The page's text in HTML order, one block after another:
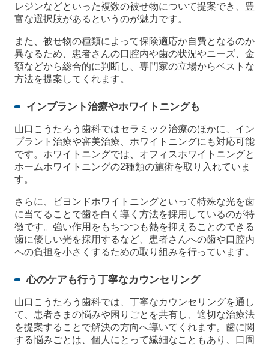
レジンなどといった複数の被せ物について提案でき、豊
富な選択肢があるというのが魅力です。
また、被せ物の種類によって保険適応か自費となるのか
異なるため、患者さんの口腔内や歯の状況やニーズ、金
額などから総合的に判断し、専門家の立場からベストな
方法を提案してくれます。
インプラント治療やホワイトニングも
山口こうたろう歯科ではセラミック治療のほかに、イン
プラント治療や審美治療、ホワイトニングにも対応可能
です。ホワイトニングでは、オフィスホワイトニングと
ホームホワイトニングの2種類の施術を取り入れていま
す。
さらに、ビヨンドホワイトニングといって特殊な光を歯
に当てることで歯を白く導く方法を採用しているのが特
徴です。強い作用をもちつつも熱を抑えることのできる
歯に優しい光を採用するなど、患者さんへの歯や口腔内
への負担を小さくするための取り組みを行っています。
心のケアも行う丁寧なカウンセリング
山口こうたろう歯科では、丁寧なカウンセリングを通し
て、患者さまの悩みや困りごとを共有し、適切な治療法
を提案することで解決の方向へ導いてくれます。歯に関
する悩みごとは、個人にとって繊細なこともあり、口周